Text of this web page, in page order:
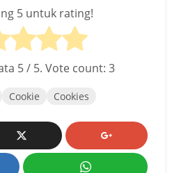
5 untuk rating!
5/ 5. Vote count: 3
Cookie Cookies